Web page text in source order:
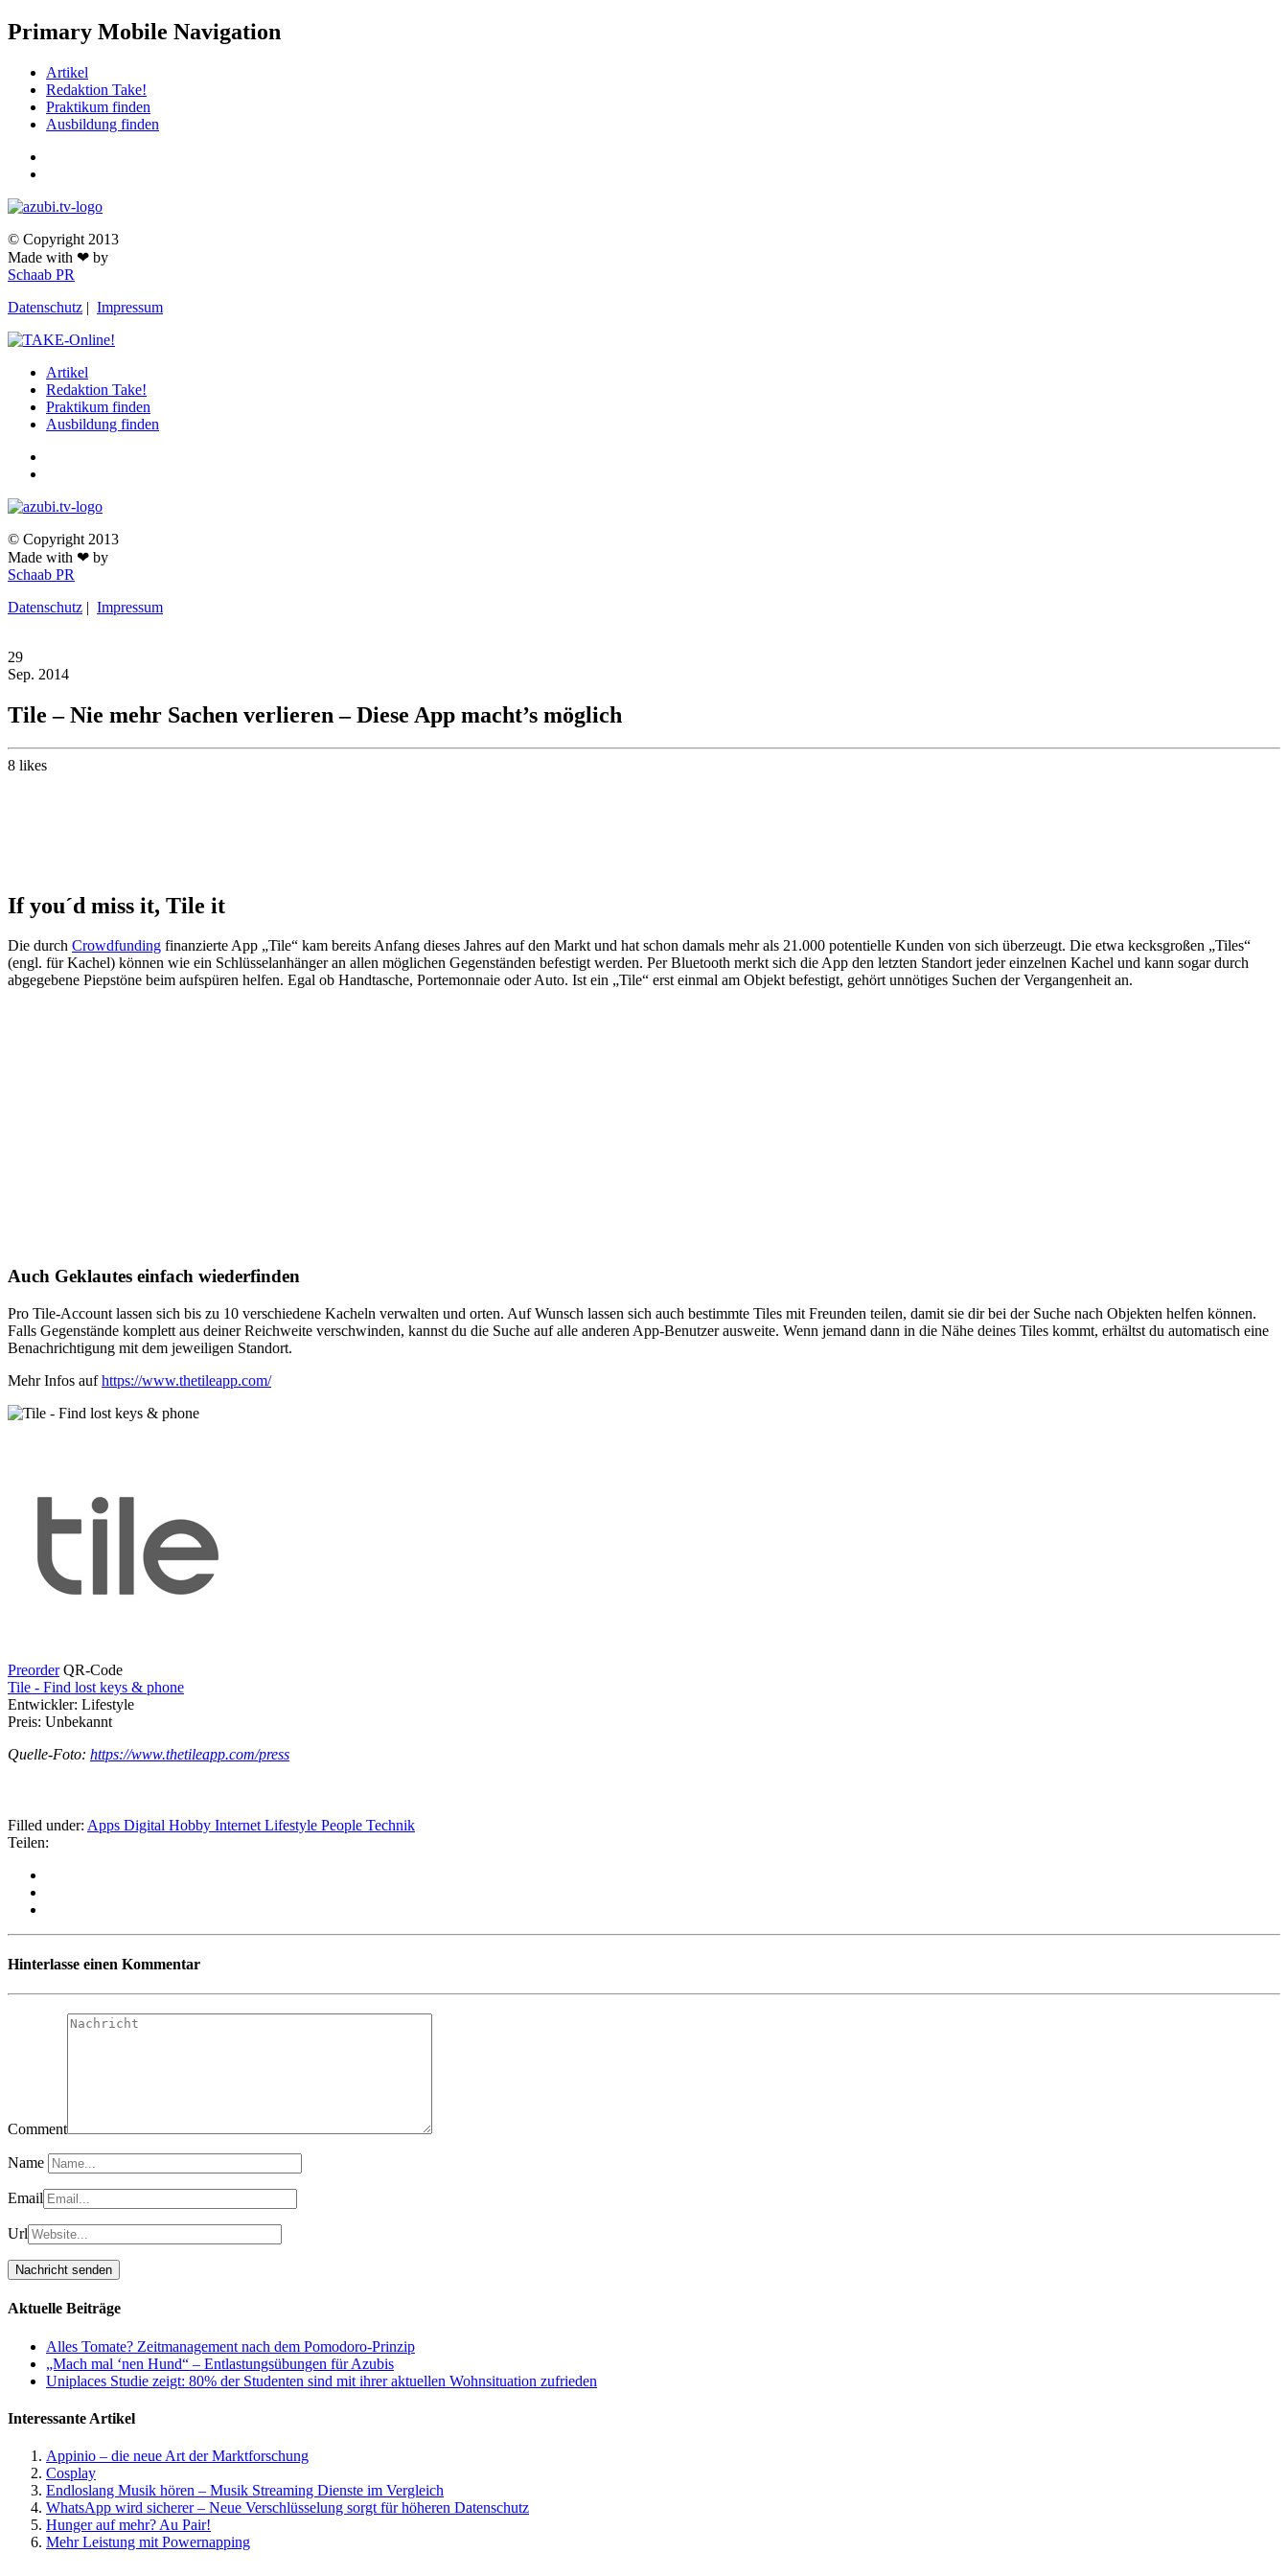
Primary Mobile Navigation
Artikel
Redaktion Take!
Praktikum finden
Ausbildung finden
© Copyright 2013
Made with ❤ by
Schaab PR
Datenschutz | Impressum
Artikel
Redaktion Take!
Praktikum finden
Ausbildung finden
© Copyright 2013
Made with ❤ by
Schaab PR
Datenschutz | Impressum
29
Sep. 2014
Tile – Nie mehr Sachen verlieren – Diese App macht’s möglich
8 likes
If you´d miss it, Tile it
Die durch Crowdfunding finanzierte App „Tile“ kam bereits Anfang dieses Jahres auf den Markt und hat schon damals mehr als 21.000 potentielle Kunden von sich überzeugt. Die etwa kecksgroßen „Tiles“
(engl. für Kachel) können wie ein Schlüsselanhänger an allen möglichen Gegenständen befestigt werden. Per Bluetooth merkt sich die App den letzten Standort jeder einzelnen Kachel und kann sogar durch
abgegebene Piepstöne beim aufspüren helfen. Egal ob Handtasche, Portemonnaie oder Auto. Ist ein „Tile“ erst einmal am Objekt befestigt, gehört unnötiges Suchen der Vergangenheit an.
Auch Geklautes einfach wiederfinden
Pro Tile-Account lassen sich bis zu 10 verschiedene Kacheln verwalten und orten. Auf Wunsch lassen sich auch bestimmte Tiles mit Freunden teilen, damit sie dir bei der Suche nach Objekten helfen können.
Falls Gegenstände komplett aus deiner Reichweite verschwinden, kannst du die Suche auf alle anderen App-Benutzer ausweite. Wenn jemand dann in die Nähe deines Tiles kommt, erhältst du automatisch eine
Benachrichtigung mit dem jeweiligen Standort.
Mehr Infos aufhttps://www.thetileapp.com/
Preorder QR-Code
Tile - Find lost keys & phone
Entwickler: Lifestyle
Preis: Unbekannt
Quelle-Foto: https://www.thetileapp.com/press
Filled under: Apps Digital Hobby Internet Lifestyle People Technik
Teilen:
Hinterlasse einen Kommentar
Comment
Name
Email
Url
Aktuelle Beiträge
Alles Tomate? Zeitmanagement nach dem Pomodoro-Prinzip
„Mach mal ‘nen Hund“ – Entlastungsübungen für Azubis
Uniplaces Studie zeigt: 80% der Studenten sind mit ihrer aktuellen Wohnsituation zufrieden
Interessante Artikel
Appinio – die neue Art der Marktforschung
Cosplay
Endloslang Musik hören – Musik Streaming Dienste im Vergleich
WhatsApp wird sicherer – Neue Verschlüsselung sorgt für höheren Datenschutz
Hunger auf mehr? Au Pair!
Mehr Leistung mit Powernapping